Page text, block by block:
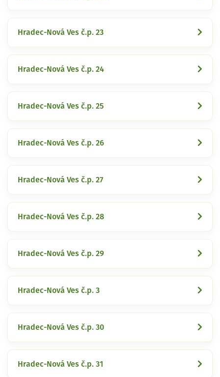
Hradec-Nová Ves č.p. 23
Hradec-Nová Ves č.p. 24
Hradec-Nová Ves č.p. 25
Hradec-Nová Ves č.p. 26
Hradec-Nová Ves č.p. 27
Hradec-Nová Ves č.p. 28
Hradec-Nová Ves č.p. 29
Hradec-Nová Ves č.p. 3
Hradec-Nová Ves č.p. 30
Hradec-Nová Ves č.p. 31